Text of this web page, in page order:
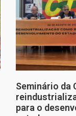
Seminário da
para o